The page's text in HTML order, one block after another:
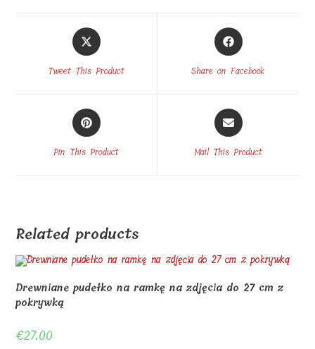
Opens
in
a
new
Tweet This Product
Opens
in
new
Share on Facebook
Opens
in
a
new
Pin This Product
Opens
in
a
new
Mail This Product
Related products
Drewniane pudełko na ramkę na zdjęcia do 27 cm z
pokrywką
€27.00